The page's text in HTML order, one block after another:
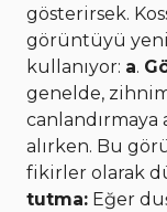
gösterirsek.
görüntüyü
kullanıyor: a.
genelde,
alırken. Bu
fikirler olarak
tutma: Eğer